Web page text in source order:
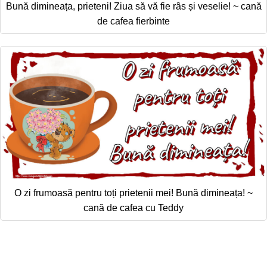
Bună dimineața, prieteni! Ziua să vă fie râs și veselie! ~ cană
de cafea fierbinte
O zi frumoasă pentru toți prietenii mei! Bună dimineața! ~
cană de cafea cu Teddy